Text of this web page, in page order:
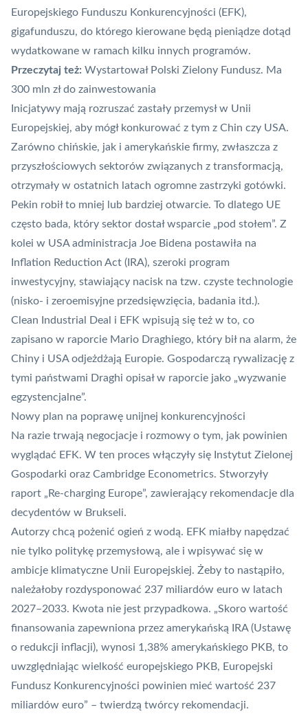
Europejskiego Funduszu Konkurencyjności (EFK),
gigafunduszu, do którego kierowane będą pieniądze dotąd
wydatkowane w ramach kilku innych programów.
Przeczytaj też: Wystartował Polski Zielony Fundusz. Ma
300 mln zł do zainwestowania
Inicjatywy mają rozruszać zastały przemysł w Unii
Europejskiej, aby mógł konkurować z tym z Chin czy USA.
Zarówno chińskie, jak i amerykańskie firmy, zwłaszcza z
przyszłościowych sektorów związanych z transformacją,
otrzymały w ostatnich latach ogromne zastrzyki gotówki.
Pekin robił to mniej lub bardziej otwarcie. To dlatego UE
często bada, który sektor dostał wsparcie „pod stołem”. Z
kolei w USA administracja Joe Bidena postawiła na
Inflation Reduction Act (IRA), szeroki program
inwestycyjny, stawiający nacisk na tzw. czyste technologie
(nisko- i zeroemisyjne przedsięwzięcia, badania itd.).
Clean Industrial Deal i EFK wpisują się też w to, co
zapisano w raporcie Mario Draghiego, który bił na alarm, że
Chiny i USA odjeżdżają Europie. Gospodarczą rywalizację z
tymi państwami Draghi opisał w raporcie jako „wyzwanie
egzystencjalne”.
Nowy plan na poprawę unijnej konkurencyjności
Na razie trwają negocjacje i rozmowy o tym, jak powinien
wyglądać EFK. W ten proces włączyły się Instytut Zielonej
Gospodarki oraz Cambridge Econometrics. Stworzyły
raport „Re-charging Europe”, zawierający rekomendacje dla
decydentów w Brukseli.
Autorzy chcą pożenić ogień z wodą. EFK miałby napędzać
nie tylko politykę przemysłową, ale i wpisywać się w
ambicje klimatyczne Unii Europejskiej. Żeby to nastąpiło,
należałoby rozdysponować 237 miliardów euro w latach
2027–2033. Kwota nie jest przypadkowa. „Skoro wartość
finansowania zapewniona przez amerykańską IRA (Ustawę
o redukcji inflacji), wynosi 1,38% amerykańskiego PKB, to
uwzględniając wielkość europejskiego PKB, Europejski
Fundusz Konkurencyjności powinien mieć wartość 237
miliardów euro” – twierdzą twórcy rekomendacji.